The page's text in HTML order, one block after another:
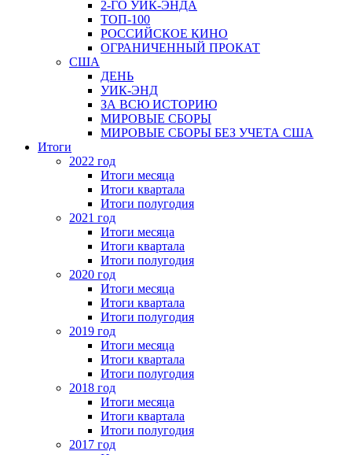
2-ГО УИК-ЭНДА
ТОП-100
РОССИЙСКОЕ КИНО
ОГРАНИЧЕННЫЙ ПРОКАТ
США
ДЕНЬ
УИК-ЭНД
ЗА ВСЮ ИСТОРИЮ
МИРОВЫЕ СБОРЫ
МИРОВЫЕ СБОРЫ БЕЗ УЧЕТА США
Итоги
2022 год
Итоги месяца
Итоги квартала
Итоги полугодия
2021 год
Итоги месяца
Итоги квартала
Итоги полугодия
2020 год
Итоги месяца
Итоги квартала
Итоги полугодия
2019 год
Итоги месяца
Итоги квартала
Итоги полугодия
2018 год
Итоги месяца
Итоги квартала
Итоги полугодия
2017 год